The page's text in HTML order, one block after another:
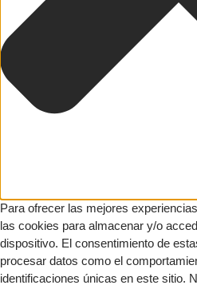
Para ofrecer las mejores
las cookies para almacenar y/o
dispositivo. El consentimiento de
procesar datos como el
identificaciones únicas en este sitio.